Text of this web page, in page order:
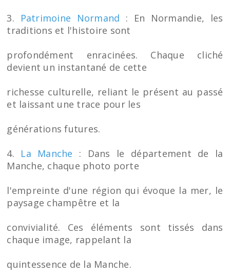
3.
Patrimoine Normand : En Normandie, les
traditions et l'histoire sont
profondément enracinées. Chaque cliché
devient un instantané de cette
richesse culturelle, reliant le présent au passé
et laissant une trace pour les
générations futures.
4. La Manche : Dans le département de la
Manche, chaque photo porte
l'empreinte d'une région qui évoque la mer, le
paysage champêtre et la
convivialité. Ces éléments sont tissés dans
chaque image, rappelant la
quintessence de la Manche.